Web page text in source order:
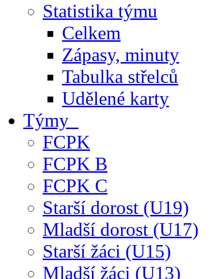
Statistika týmu
Celkem
Zápasy, minuty
Tabulka střelců
Udělené karty
Týmy
FCPK
FCPK B
FCPK C
Starší dorost (U19)
Mladší dorost (U17)
Starší žáci (U15)
Mladší žáci (U13)